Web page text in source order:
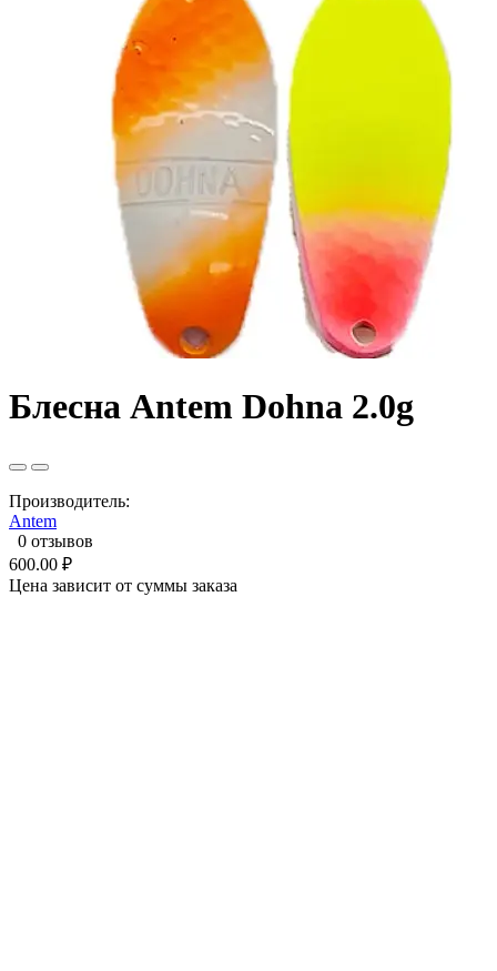
Блесна Antem Dohna 2.0g
Производитель:
Antem
0 отзывов
600.00 ₽
Цена зависит от суммы заказа